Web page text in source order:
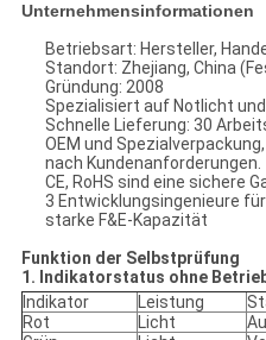
Unternehmensinformationen
Betriebsart: Hersteller,
Standort: Zhejiang, China
Gründung: 2008
Spezialisiert auf Notlicht
Schnelle Lieferung: 30
OEM und
nach Kundenanforderungen.
CE, RoHS sind eine sichere
3 Entwicklungsingenieure
starke F&E-Kapazität
Funktion der Selbstprüfung
1. Indikatorstatus ohne
Indikator
Leistung
Rot
Licht